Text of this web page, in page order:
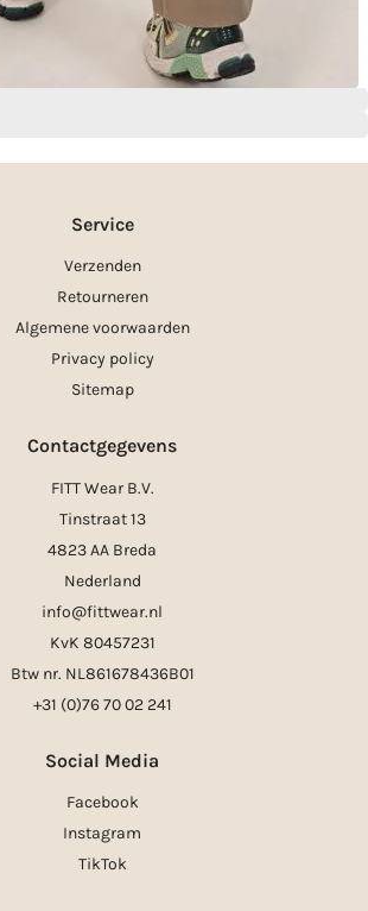
Service
Verzenden
Retourneren
Algemene voorwaarden
Privacy policy
Sitemap
Contactgegevens
FITT Wear B.V.
Tinstraat 13
4823 AA Breda
Nederland
info@fittwear.nl
KvK 80457231
Btw nr. NL861678436B01
+31 (0)76 70 02 241
Social Media
Facebook
Instagram
TikTok